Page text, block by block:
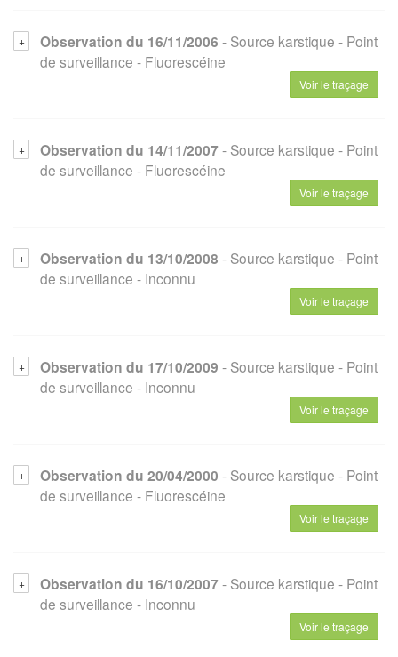
Observation du 16/11/2006 - Source karstique - Point
de surveillance - Fluorescéine
Voir le traçage
Observation du 14/11/2007- Source karstique - Point
de surveillance - Fluorescéine
Voir le traçage
Observation du 13/10/2008 - Source karstique - Point
de surveillance - Inconnu
Voir le traçage
Observation du 17/10/2009 - Source karstique - Point
de surveillance - Inconnu
Voir le traçage
Observation du 20/04/2000 - Source karstique - Point
de surveillance - Fluorescéine
Voir le traçage
Observation du 16/10/2007- Source karstique - Point
de surveillance - Inconnu
Voir le traçage